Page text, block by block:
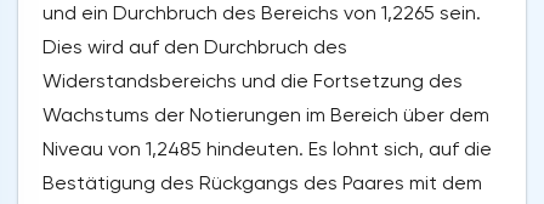
und ein Durchbruch des Bereichs von 1,2265 sein.
Dies wird auf den Durchbruch des
Widerstandsbereichs und die Fortsetzung des
Wachstums der Notierungen im Bereich über dem
Niveau von 1,2485 hindeuten. Es lohnt sich, auf die
Bestätigung des Rückgangs des Paares mit dem